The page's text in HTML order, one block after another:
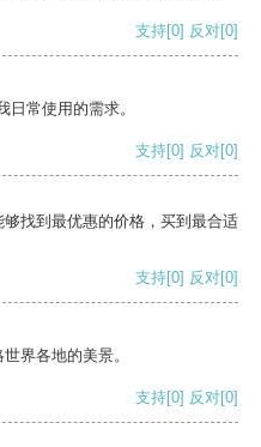
支持[0] 反对[0]
常使用的需求。
支持[0] 反对[0]
找到最优惠的价格，买到最合适
支持[0] 反对[0]
界各地的美景。
支持[0] 反对[0]